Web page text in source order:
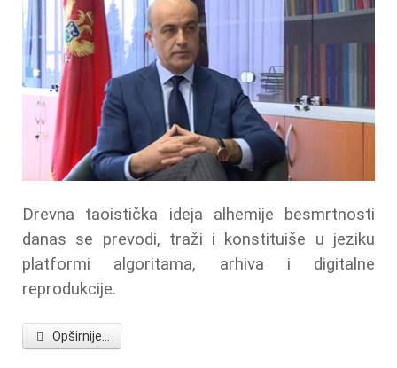
Drevna taoistička ideja alhemije besmrtnosti
danas se prevodi, traži i konstituiše u jeziku
platformi algoritama, arhiva i digitalne
reprodukcije.
Opširnije...